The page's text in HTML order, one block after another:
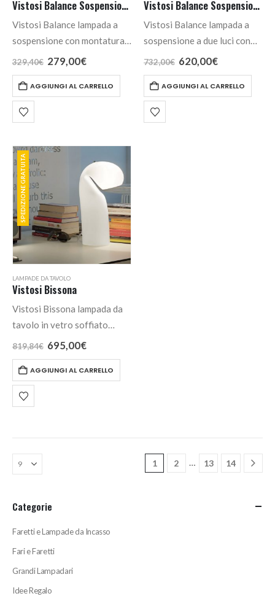
Vistosi Balance Sospensione Piccola
Vistosi Balance lampada a
sospensione con montatura
in bianco opaco e diffusore in
vetro bianco lucido.
329,40€ Il
prezzo
era:
329,40€.
279,00€Il
è:
279,00€.
AGGIUNGI AL CARRELLO
Vistosi Balance Sospensione SP24 D2 Decentrata 2 Luci
Vistosi Balance lampada a
sospensione a due luci con
montatura bianco opaco e
diffusore in vetro bianco
lucido.
732,00€ Il
prezzo
era:
732,00€.
620,00€Il
è:
620,00€.
AGGIUNGI AL CARRELLO
SPEDIZIONE GRATUITA
LAMPADE DA TAVOLO
Vistosi Bissona
Vistosi Bissona lampada da
tavolo in vetro soffiato
bianco lucido, un oggetto
lampada da tavolo.
819,84€ Il
prezzo
era:
819,84€.
695,00€Il
è:
695,00€.
AGGIUNGI AL CARRELLO
1 2 … 13 14
Categorie
Faretti e Lampade da Incasso
Fari e Faretti
Grandi Lampadari
Idee Regalo